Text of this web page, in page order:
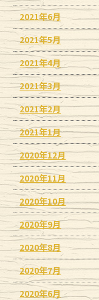
2021年6月
2021年5月
2021年4月
2021年3月
2021年2月
2021年1月
2020年12月
2020年11月
2020年10月
2020年9月
2020年8月
2020年7月
2020年6月